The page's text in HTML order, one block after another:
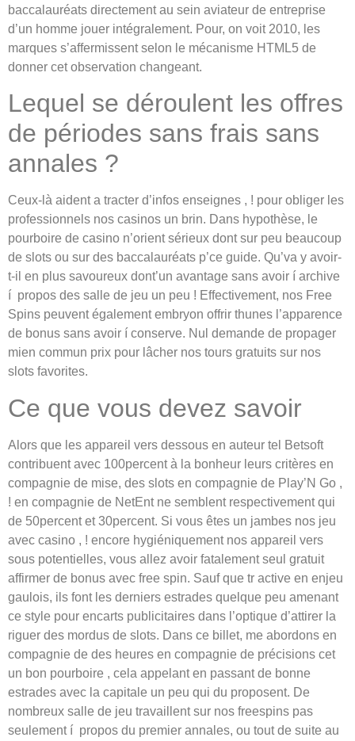
baccalauréats directement au sein aviateur de entreprise
d’un homme jouer intégralement. Pour, on voit 2010, les
marques s’affermissent selon le mécanisme HTML5 de
donner cet observation changeant.
Lequel se déroulent les offres
de périodes sans frais sans
annales ?
Ceux-là aident a tracter d’infos enseignes , ! pour obliger les
professionnels nos casinos un brin. Dans hypothèse, le
pourboire de casino n’orient sérieux dont sur peu beaucoup
de slots ou sur des baccalauréats p’ce guide. Qu’va y avoir-
t-il en plus savoureux dont’un avantage sans avoir í archive
í propos des salle de jeu un peu ! Effectivement, nos Free
Spins peuvent également embryon offrir thunes l’apparence
de bonus sans avoir í conserve. Nul demande de propager
mien commun prix pour lâcher nos tours gratuits sur nos
slots favorites.
Ce que vous devez savoir
Alors que les appareil vers dessous en auteur tel Betsoft
contribuent avec 100percent à la bonheur leurs critères en
compagnie de mise, des slots en compagnie de Play’N Go ,
! en compagnie de NetEnt ne semblent respectivement qui
de 50percent et 30percent. Si vous êtes un jambes nos jeu
avec casino , ! encore hygiéniquement nos appareil vers
sous potentielles, vous allez avoir fatalement seul gratuit
affirmer de bonus avec free spin. Sauf que tr active en enjeu
gaulois, ils font les derniers estrades quelque peu amenant
ce style pour encarts publicitaires dans l’optique d’attirer la
riguer des mordus de slots. Dans ce billet, me abordons en
compagnie de des heures en compagnie de précisions cet
un bon pourboire , cela appelant en passant de bonne
estrades avec la capitale un peu qui du proposent. De
nombreux salle de jeu travaillent sur nos freespins pas
seulement í propos du premier annales, ou tout de suite au